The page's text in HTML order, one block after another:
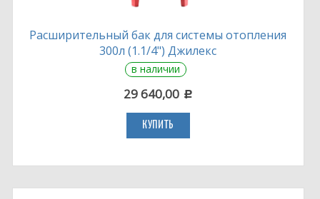
Расширительный бак для системы отопления
300л (1.1/4") Джилекс
в наличии
29 640,00 c
КУПИТЬ